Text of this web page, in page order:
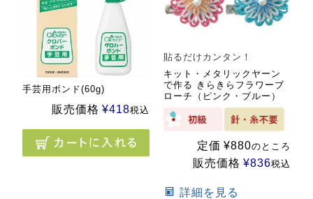
手芸用ボンド(60g)
販売価格 ¥418税込
貼るだけカンタン！
キット・メタリックヤーン
で作る きらきらフラワーブ
ローチ（ピンク・ブルー）
定価 ¥880のところ
販売価格 ¥836税込
詳細を見る